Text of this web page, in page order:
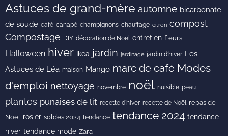
Astuces de grand-mère automne bicarbonate
de soude café canapé champignons chauffage citron compost
Compostage DIY décoration de Noël entretien fleurs
Halloween hiver Ikea jardin jardinage jardin d'hiver Les
Astuces de Léa maison Mango marc de café Modes
d'emploi nettoyage novembre noël nuisible peau
plantes punaises de lit recette d'hiver recette de Noël repas de
Noël
rosier soldes 2024 tendance tendance 2024 tendance
hiver tendance mode Zara